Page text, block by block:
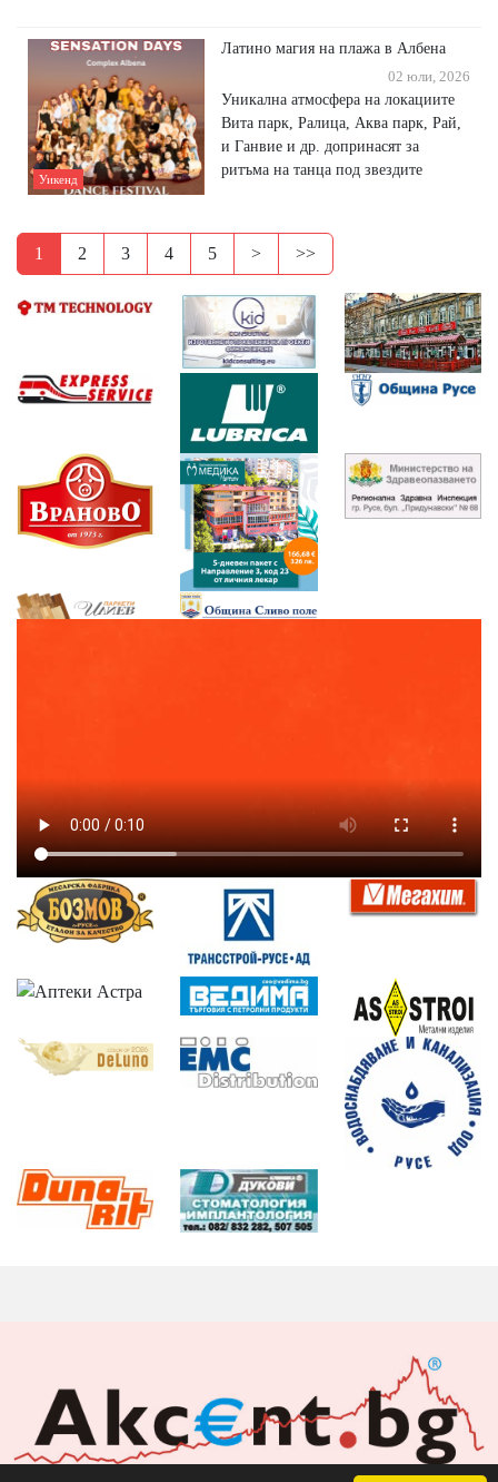
Уикенд
Латино магия на плажа в Албена
02 юли, 2026
Уникална атмосфера на локациите
Вита парк, Ралица, Аква парк, Рай,
и Ганвие и др. допринасят за
ритъма на танца под звездите
1 2 3 4 5 > >>